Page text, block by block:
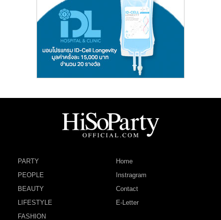
PARTY
PEOPLE
BEAUTY
LIFESTYLE
FASHION
Home
Instragram
Contact
E-Letter